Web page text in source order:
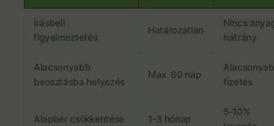
Írásbeli
figyelmeztetés
Határozatlan
Nincs
hátrány
Alacsonyabb
beosztásba helyezés
Max. 60 nap
fizetés
Alapbér csökkentése 1-3 hónap
5-10%